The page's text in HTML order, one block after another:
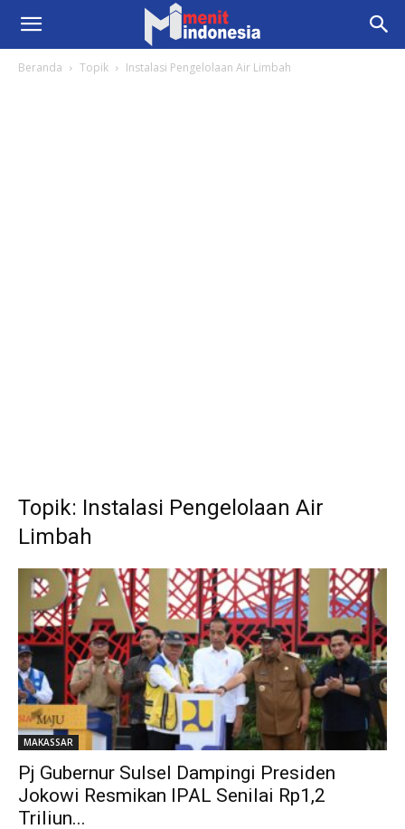
Beranda Topik Instalasi Pengelolaan Air Limbah
Topik: Instalasi Pengelolaan Air
Limbah
MAKASSAR
Pj Gubernur Sulsel Dampingi Presiden
Jokowi Resmikan IPAL Senilai Rp1,2
Triliun...